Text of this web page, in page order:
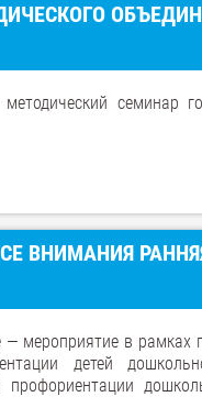
семинар
ВНИМАНИЯ
в рамках
детей